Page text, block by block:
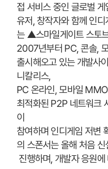
접 서비스 중인 글로벌
유저, 창작자와 함께 인
는 ▲스마일게이트 스토
2007년부터 PC, 콘솔,
출시해오고 있는 개발사
니칼리스,
PC 온라인, 모바일
최적화된 P2P 네트워크
이
참여하며 인디게임 저변
의 스폰서는 올해 처음 신
진행하며, 개발자 응원